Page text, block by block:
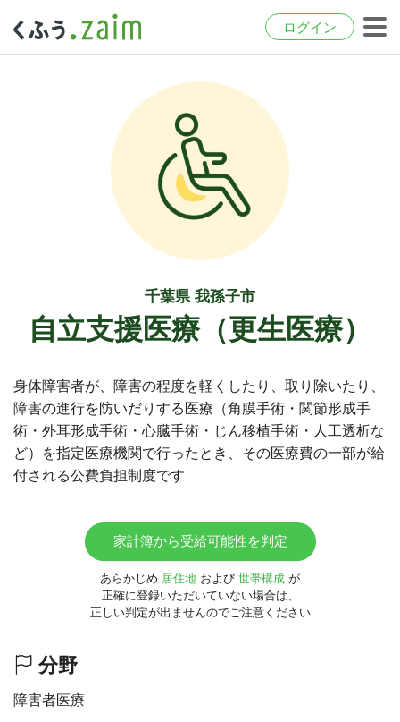
ログイン
千葉県 我孫子市
自立支援医療（更生医療）
身体障害者が、障害の程度を軽くしたり、取り除いたり、
障害の進行を防いだりする医療（角膜手術・関節形成手
術・外耳形成手術・心臓手術・じん移植手術・人工透析な
ど）を指定医療機関で行ったとき、その医療費の一部が給
付される公費負担制度です
家計簿から受給可能性を判定
あらかじめ 居住地 および 世帯構成 が
正確に登録いただいていない場合は、
正しい判定が出ませんのでご注意ください
分野
障害者医療